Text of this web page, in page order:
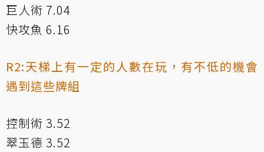
巨人術 7.04
快攻魚 6.16
R2:天梯上有一定的人數在玩，有不低的機會
遇到這些牌組
控制術 3.52
翠玉德 3.52